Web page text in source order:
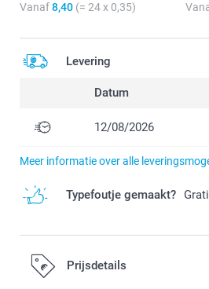
Vanaf8,40 (= 24 x 0,35)
Levering
Datum
12/08/2026
Meer informatie over alle
Typefoutje gemaakt?
Prijsdetails